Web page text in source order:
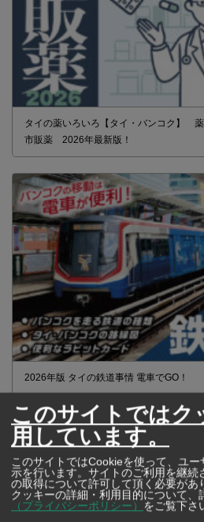
タイの薬いろいろ【タイ・バンコク】
市販薬 2026年最新版！
2026年版 タイの鉄道事情 電車でGO！
このサイトではク
用しています。
このサイトではCookieを使って、ユ
示を行います。サイトのご利用を継続
の取得について許可して頂く必要があ
クッキーの詳細・利用目的について、
（プライバシーポリシー）
をご覧下さ